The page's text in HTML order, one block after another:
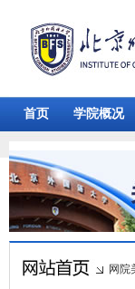
首页 学院概况
网院